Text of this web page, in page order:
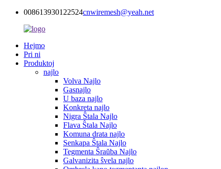
008613930122524cnwiremesh@yeah.net
Hejmo
Pri ni
Produktoj
najlo
Volva Najlo
Gasnajlo
U baza najlo
Konkreta najlo
Nigra Ŝtala Najlo
Flava Ŝtala Najlo
Komuna drata najlo
Senkapa Ŝtala Najlo
Tegmenta Ŝraŭba Najlo
Galvanizita ŝvela najlo